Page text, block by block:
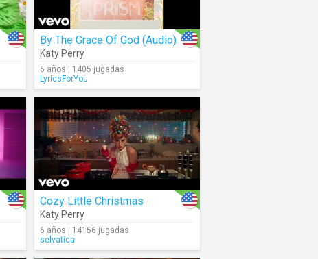
By The Grace Of God (Audio)
Katy Perry
6 años | 1405 jugadas
LyricsForYou
Cozy Little Christmas
Katy Perry
6 años | 14156 jugadas
selvatica